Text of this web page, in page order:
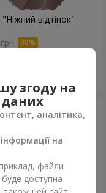
"Ніжний відтінок"
згоду на
аналітика,
на
файли
буде доступна